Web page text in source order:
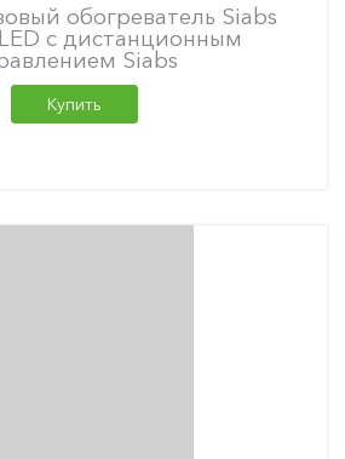
обогреватель Siabs
с дистанционным
Siabs
Купить